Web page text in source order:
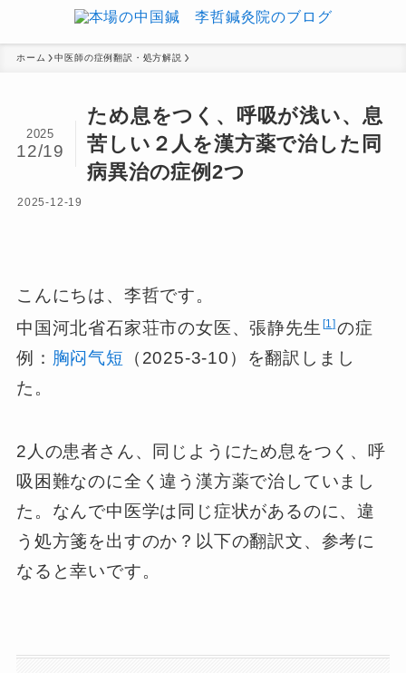
ホーム 中医師の症例翻訳・処方解説
ため息をつく、呼吸が浅い、息
苦しい２人を漢方薬で治した同
病異治の症例2つ
2025
12/19
2025-12-19
こんにちは、李哲です。
中国河北省石家荘市の女医、張静先生 1
の症
例： 胸闷气短 （2025-3-10）を翻訳しまし
た。
2人の患者さん、同じようにため息をつく、呼
吸困難なのに全く違う漢方薬で治していまし
た。なんで中医学は同じ症状があるのに、違
う処方箋を出すのか？以下の翻訳文、参考に
なると幸いです。